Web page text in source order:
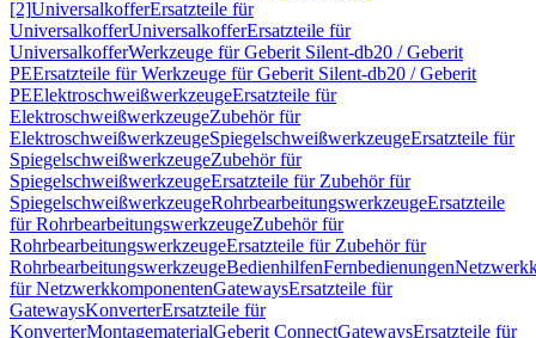
[2]UniversalkofferErsatzteile für
UniversalkofferUniversalkofferErsatzteile für
UniversalkofferWerkzeuge für Geberit Silent-db20 / Geberit
PEErsatzteile für Werkzeuge für Geberit Silent-db20 / Geberit
PEElektroschweißwerkzeugeErsatzteile für
ElektroschweißwerkzeugeZubehör für
ElektroschweißwerkzeugeSpiegelschweißwerkzeugeErsatzteile für
SpiegelschweißwerkzeugeZubehör für
SpiegelschweißwerkzeugeErsatzteile für Zubehör für
SpiegelschweißwerkzeugeRohrbearbeitungswerkzeugeErsatzteile
für RohrbearbeitungswerkzeugeZubehör für
RohrbearbeitungswerkzeugeErsatzteile für Zubehör für
RohrbearbeitungswerkzeugeBedienhilfenFernbedienungen
für NetzwerkkomponentenGatewaysErsatzteile für
GatewaysKonverterErsatzteile für
KonverterMontagematerialGeberit ConnectGatewaysErsatzteile für